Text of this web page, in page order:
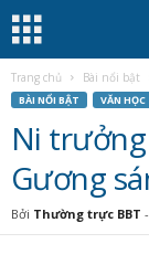
Trang chủ Bài nổi bật
BÀI NỔI BẬT VĂN HỌC
Ni
Gương
Bởi Thường trực BBT -